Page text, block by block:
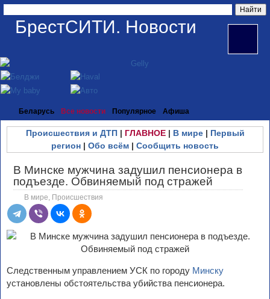
БрестСИТИ. Новости
Беларусь Все новости Популярное Афиша
Происшествия и ДТП| ГЛАВНОЕ| В мире| Первый
регион | Обо всём | Сообщить новость
В Минске мужчина задушил пенсионера в
подъезде. Обвиняемый под стражей
В мире Происшествия
Следственным управлением УСК по городу Минску
установлены обстоятельства убийства пенсионера.